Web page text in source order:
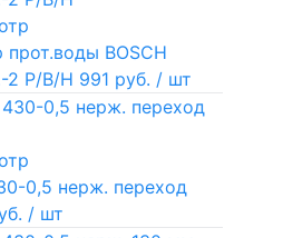
прот.воды BOSCH
2 P/B/H 991 руб. / шт
0,5 нерж. переход
/ шт